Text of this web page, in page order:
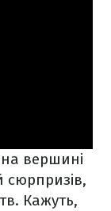
вершині
сюрпризів,
Кажуть,